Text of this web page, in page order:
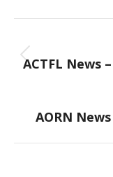
ACTFL News
AORN